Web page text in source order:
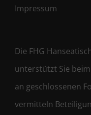
Impressum
Die FHG
unterstützt Sie
an geschlossenen
vermitteln